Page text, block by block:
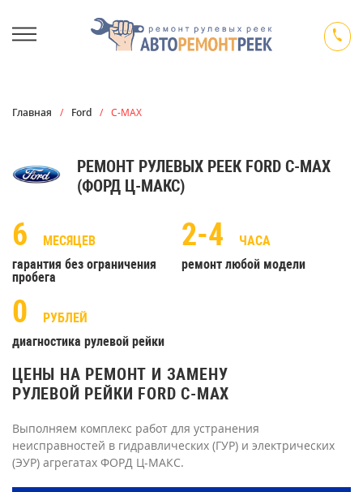
Главная / Ford / C-MAX
РЕМОНТ РУЛЕВЫХ РЕЕК FORD C-MAX
(ФОРД Ц-МАКС)
6
МЕСЯЦЕВ
гарантия без ограничения
пробега
2-4
ЧАСА
ремонт любой модели
0
РУБЛЕЙ
диагностика рулевой рейки
ЦЕНЫ НА РЕМОНТ И ЗАМЕНУ
РУЛЕВОЙ РЕЙКИ FORD C-MAX
Выполняем комплекс работ для устранения
неисправностей в гидравлических (ГУР) и электрических
(ЭУР) агрегатах ФОРД Ц-МАКС.